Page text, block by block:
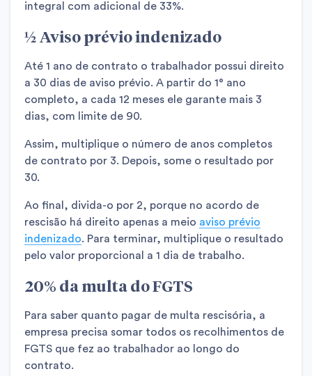
integral com adicional de 33%.
½ Aviso prévio indenizado
Até 1 ano de contrato o trabalhador possui direito
a 30 dias de aviso prévio. A partir do 1° ano
completo, a cada 12 meses ele garante mais 3
dias, com limite de 90.
Assim, multiplique o número de anos completos
de contrato por 3. Depois, some o resultado por
30.
Ao final, divida-o por 2, porque no acordo de
rescisão há direito apenas a meio aviso prévio
indenizado. Para terminar, multiplique o resultado
pelo valor proporcional a 1 dia de trabalho.
20% da multa do FGTS
Para saber quanto pagar de multa rescisória, a
empresa precisa somar todos os recolhimentos de
FGTS que fez ao trabalhador ao longo do
contrato.